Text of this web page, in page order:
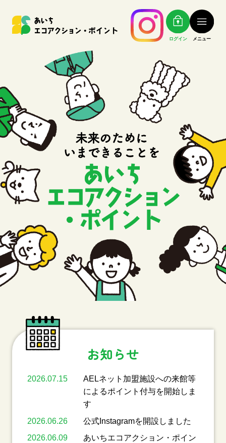
ログイン メニュー
お知らせ
2026.07.15
AELネット加盟施設への来館等
によるポイント付与を開始しま
す
2026.06.26
公式Instagramを開設しました
2026.06.09
あいちエコアクション・ポイン